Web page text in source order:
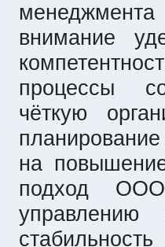
внимание
процессы
чёткую
на
подход
управлению